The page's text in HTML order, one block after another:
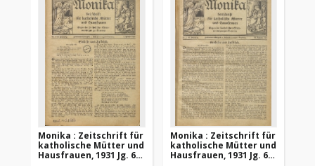
Monika : Zeitschrift für
katholische Mütter und
Hausfrauen, 1931 Jg. 63,
Monika : Zeitschrift für
katholische Mütter und
Hausfrauen, 1931 Jg. 63,